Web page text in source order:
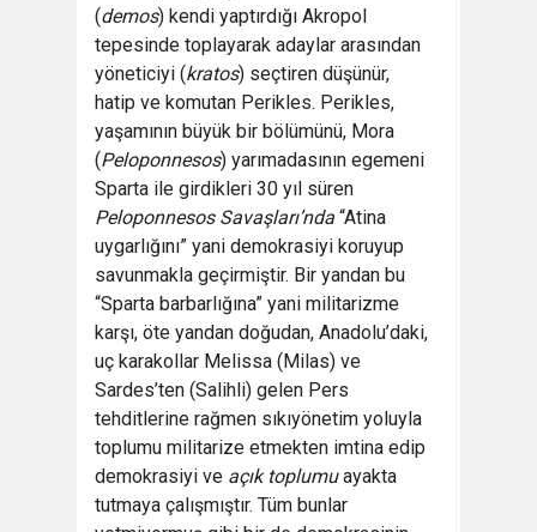
(demos) kendi yaptırdığı Akropol
tepesinde toplayarak adaylar arasından
yöneticiyi (kratos) seçtiren düşünür,
hatip ve komutan Perikles. Perikles,
yaşamının büyük bir bölümünü, Mora
(Peloponnesos) yarımadasının egemeni
Sparta ile girdikleri 30 yıl süren
Peloponnesos Savaşları’nda “Atina
uygarlığını” yani demokrasiyi koruyup
savunmakla geçirmiştir. Bir yandan bu
“Sparta barbarlığına” yani militarizme
karşı, öte yandan doğudan, Anadolu’daki,
uç karakollar Melissa (Milas) ve
Sardes’ten (Salihli) gelen Pers
tehditlerine rağmen sıkıyönetim yoluyla
toplumu militarize etmekten imtina edip
demokrasiyi ve açık toplumuayakta
tutmaya çalışmıştır. Tüm bunlar